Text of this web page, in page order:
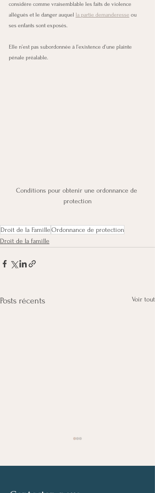
considère comme vraisemblable les faits de violence
allégués et le danger auquel la partie demanderesse ou
ses enfants sont exposés.
Elle n’est pas subordonnée à l’existence d’une plainte
pénale préalable.
Conditions pour obtenir une ordonnance de
protection
Droit de la FamilleOrdonnance de protection
Droit de la famille
Posts récents Voir tout